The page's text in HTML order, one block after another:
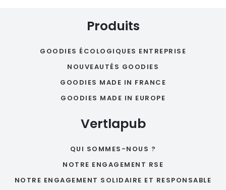
Produits
GOODIES ÉCOLOGIQUES ENTREPRISE
NOUVEAUTÉS GOODIES
GOODIES MADE IN FRANCE
GOODIES MADE IN EUROPE
Vertlapub
QUI SOMMES-NOUS ?
NOTRE ENGAGEMENT RSE
NOTRE ENGAGEMENT SOLIDAIRE ET RESPONSABLE